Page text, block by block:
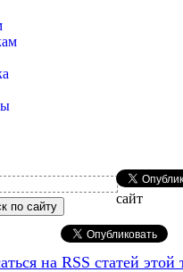
сайт
на RSS статей этой